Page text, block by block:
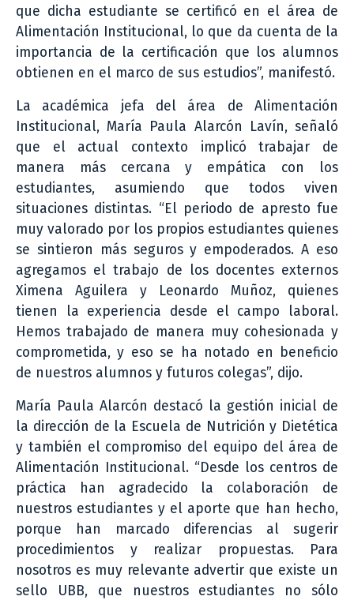
que dicha estudiante se certificó en el área de
Alimentación Institucional, lo que da cuenta de la
importancia de la certificación que los alumnos
obtienen en el marco de sus estudios”, manifestó.
La académica jefa del área de Alimentación
Institucional, María Paula Alarcón Lavín, señaló
que el actual contexto implicó trabajar de
manera más cercana y empática con los
estudiantes, asumiendo que todos viven
situaciones distintas. “El periodo de apresto fue
muy valorado por los propios estudiantes quienes
se sintieron más seguros y empoderados. A eso
agregamos el trabajo de los docentes externos
Ximena Aguilera y Leonardo Muñoz, quienes
tienen la experiencia desde el campo laboral.
Hemos trabajado de manera muy cohesionada y
comprometida, y eso se ha notado en beneficio
de nuestros alumnos y futuros colegas”, dijo.
María Paula Alarcón destacó la gestión inicial de
la dirección de la Escuela de Nutrición y Dietética
y también el compromiso del equipo del área de
Alimentación Institucional. “Desde los centros de
práctica han agradecido la colaboración de
nuestros estudiantes y el aporte que han hecho,
porque han marcado diferencias al sugerir
procedimientos y realizar propuestas. Para
nosotros es muy relevante advertir que existe un
sello UBB, que nuestros estudiantes no sólo